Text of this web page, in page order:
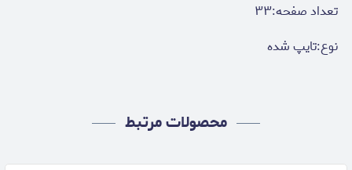
تعداد صفحه:۳۳
نوع:تایپ شده
محصولات مرتبط